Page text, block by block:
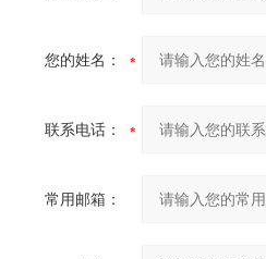
您的姓名：
联系电话：
常用邮箱：